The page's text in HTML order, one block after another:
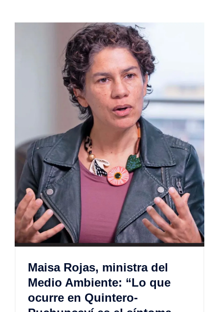
Maisa Rojas, ministra del
Medio Ambiente: “Lo que
ocurre en Quintero-